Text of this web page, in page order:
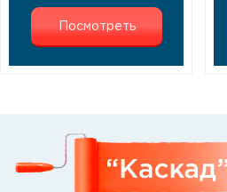
Посмотреть